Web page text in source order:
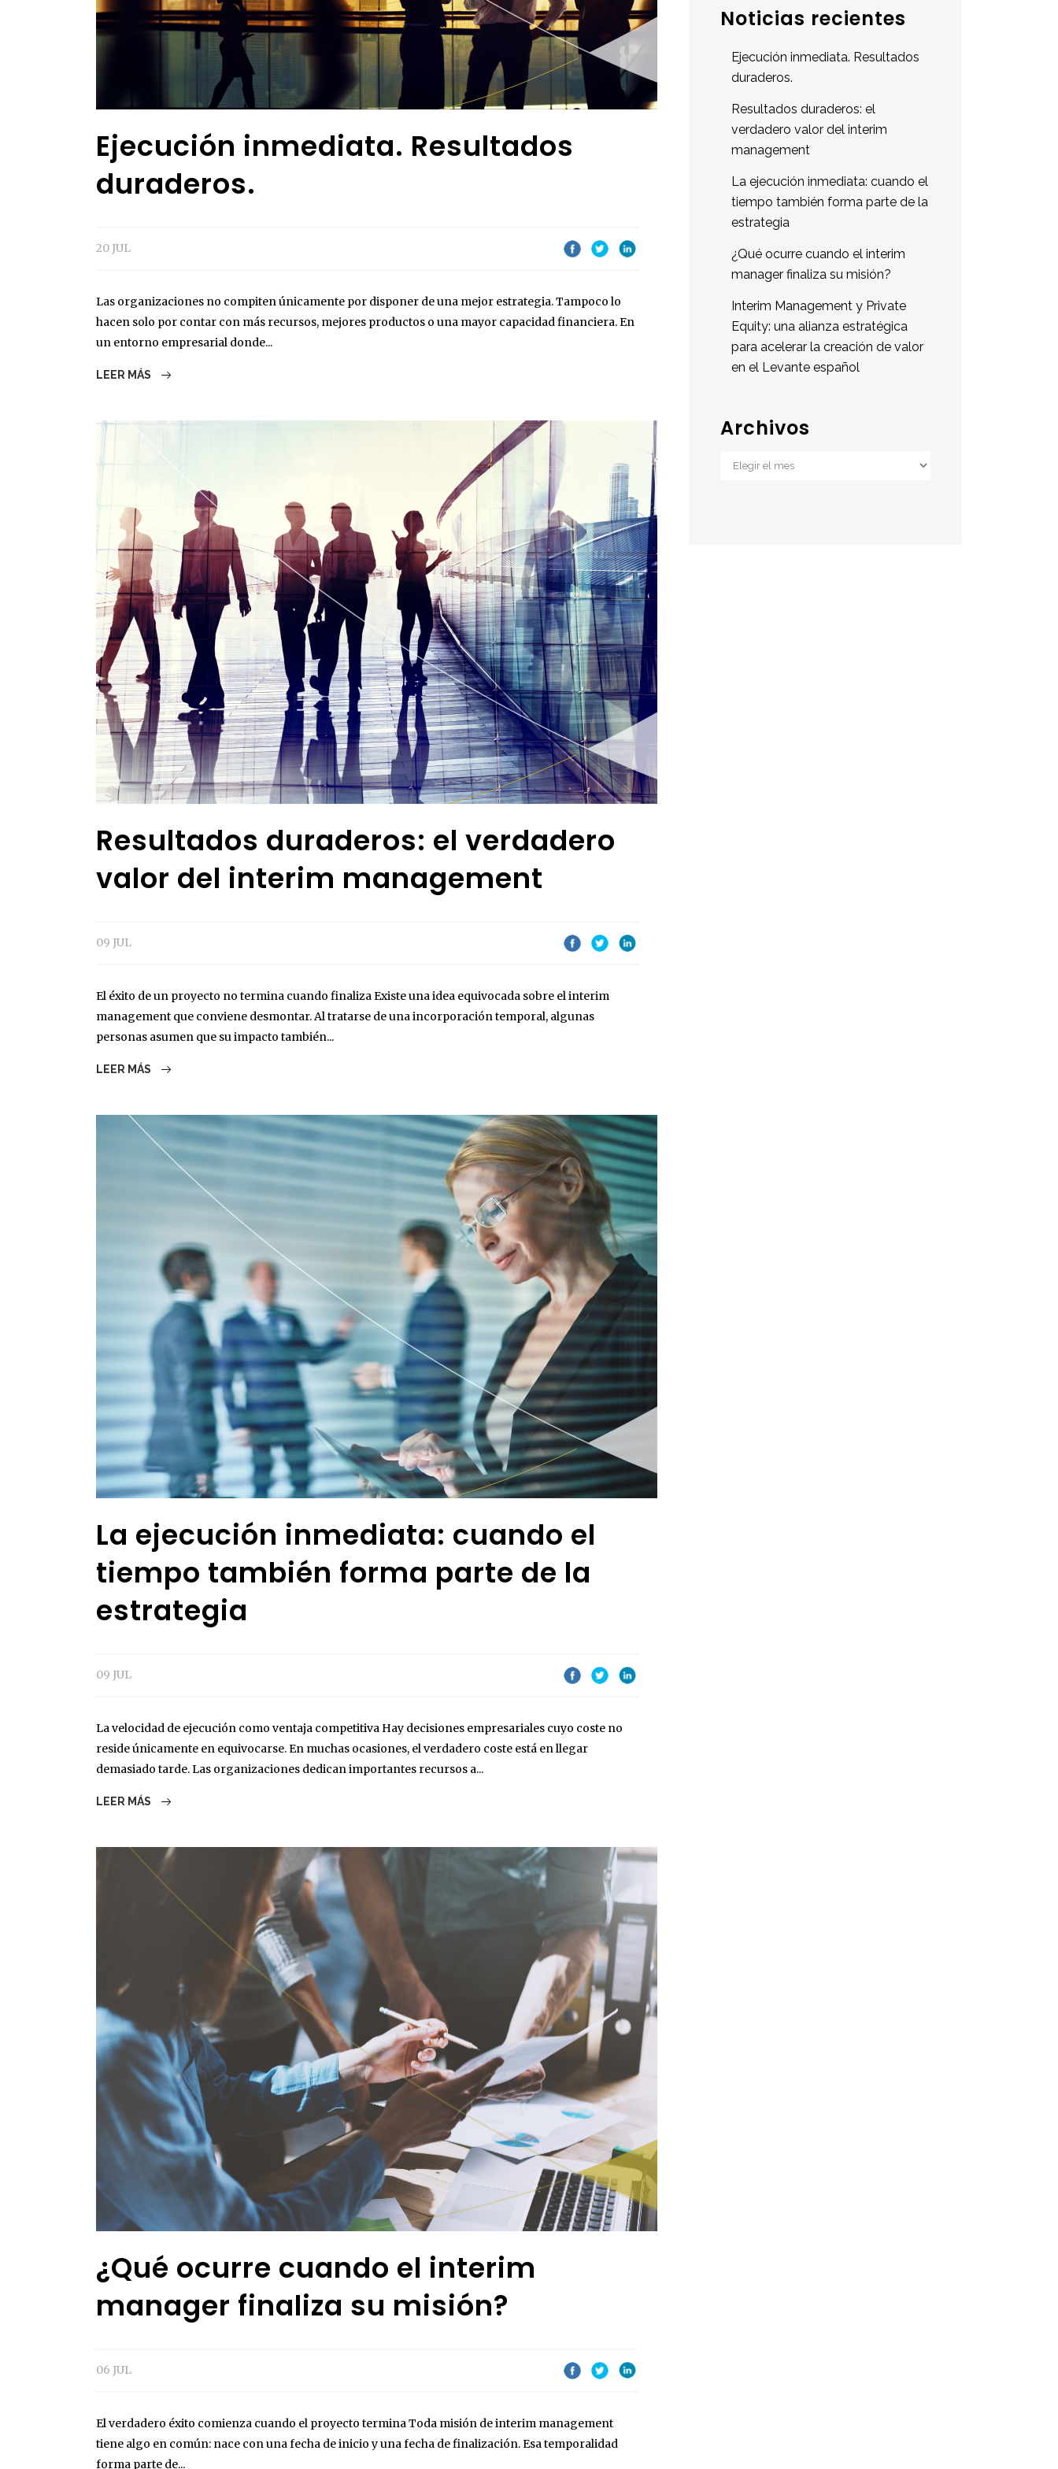
Ejecución inmediata. Resultados
duraderos.
20 JUL
Las organizaciones no compiten únicamente por disponer de una mejor estrategia. Tampoco lo
hacen solo por contar con más recursos, mejores productos o una mayor capacidad financiera. En
un entorno empresarial donde...
LEER MÁS
Resultados duraderos: el verdadero
valor del interim management
09 JUL
El éxito de un proyecto no termina cuando finaliza Existe una idea equivocada sobre el interim
management que conviene desmontar. Al tratarse de una incorporación temporal, algunas
personas asumen que su impacto también...
LEER MÁS
La ejecución inmediata: cuando el
tiempo también forma parte de la
estrategia
09 JUL
La velocidad de ejecución como ventaja competitiva Hay decisiones empresariales cuyo coste no
reside únicamente en equivocarse. En muchas ocasiones, el verdadero coste está en llegar
demasiado tarde. Las organizaciones dedican importantes recursos a...
LEER MÁS
¿Qué ocurre cuando el interim
manager finaliza su misión?
06 JUL
El verdadero éxito comienza cuando el proyecto termina Toda misión de interim management
tiene algo en común: nace con una fecha de inicio y una fecha de finalización. Esa temporalidad
forma parte de...
Noticias recientes
Ejecución inmediata. Resultados
duraderos.
Resultados duraderos: el
verdadero valor del interim
management
La ejecución inmediata: cuando el
tiempo también forma parte de la
estrategia
¿Qué ocurre cuando el interim
manager finaliza su misión?
Interim Management y Private
Equity: una alianza estratégica
para acelerar la creación de valor
en el Levante español
Archivos
Archivos